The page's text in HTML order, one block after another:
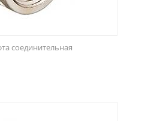
соединительная